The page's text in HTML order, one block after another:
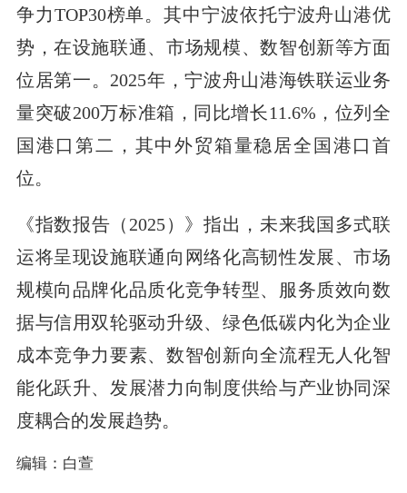
争力TOP30榜单。其中宁波依托宁波舟山港优
势，在设施联通、市场规模、数智创新等方面
位居第一。2025年，宁波舟山港海铁联运业务
量突破200万标准箱，同比增长11.6%，位列全
国港口第二，其中外贸箱量稳居全国港口首
位。
《指数报告（2025）》指出，未来我国多式联
运将呈现设施联通向网络化高韧性发展、市场
规模向品牌化品质化竞争转型、服务质效向数
据与信用双轮驱动升级、绿色低碳内化为企业
成本竞争力要素、数智创新向全流程无人化智
能化跃升、发展潜力向制度供给与产业协同深
度耦合的发展趋势。
编辑：白萱